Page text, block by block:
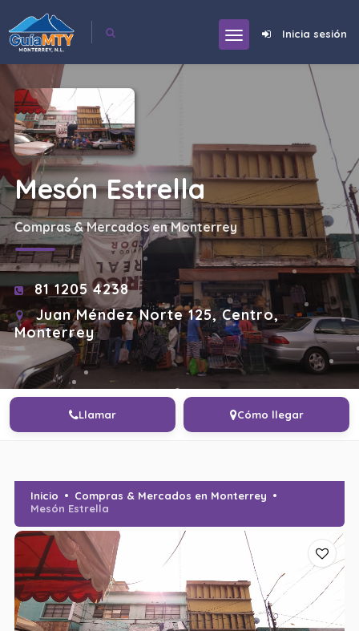
Inicia sesión
Mesón Estrella
Compras & Mercados en Monterrey
81 1205 4238
Juan Méndez Norte 125, Centro,
Monterrey
Llamar Cómo llegar
Inicio
Compras & Mercados en Monterrey
Mesón Estrella